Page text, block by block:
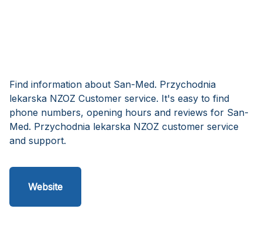
Find information about San-Med. Przychodnia
lekarska NZOZ Customer service. It's easy to find
phone numbers, opening hours and reviews for San-
Med. Przychodnia lekarska NZOZ customer service
and support.
Website